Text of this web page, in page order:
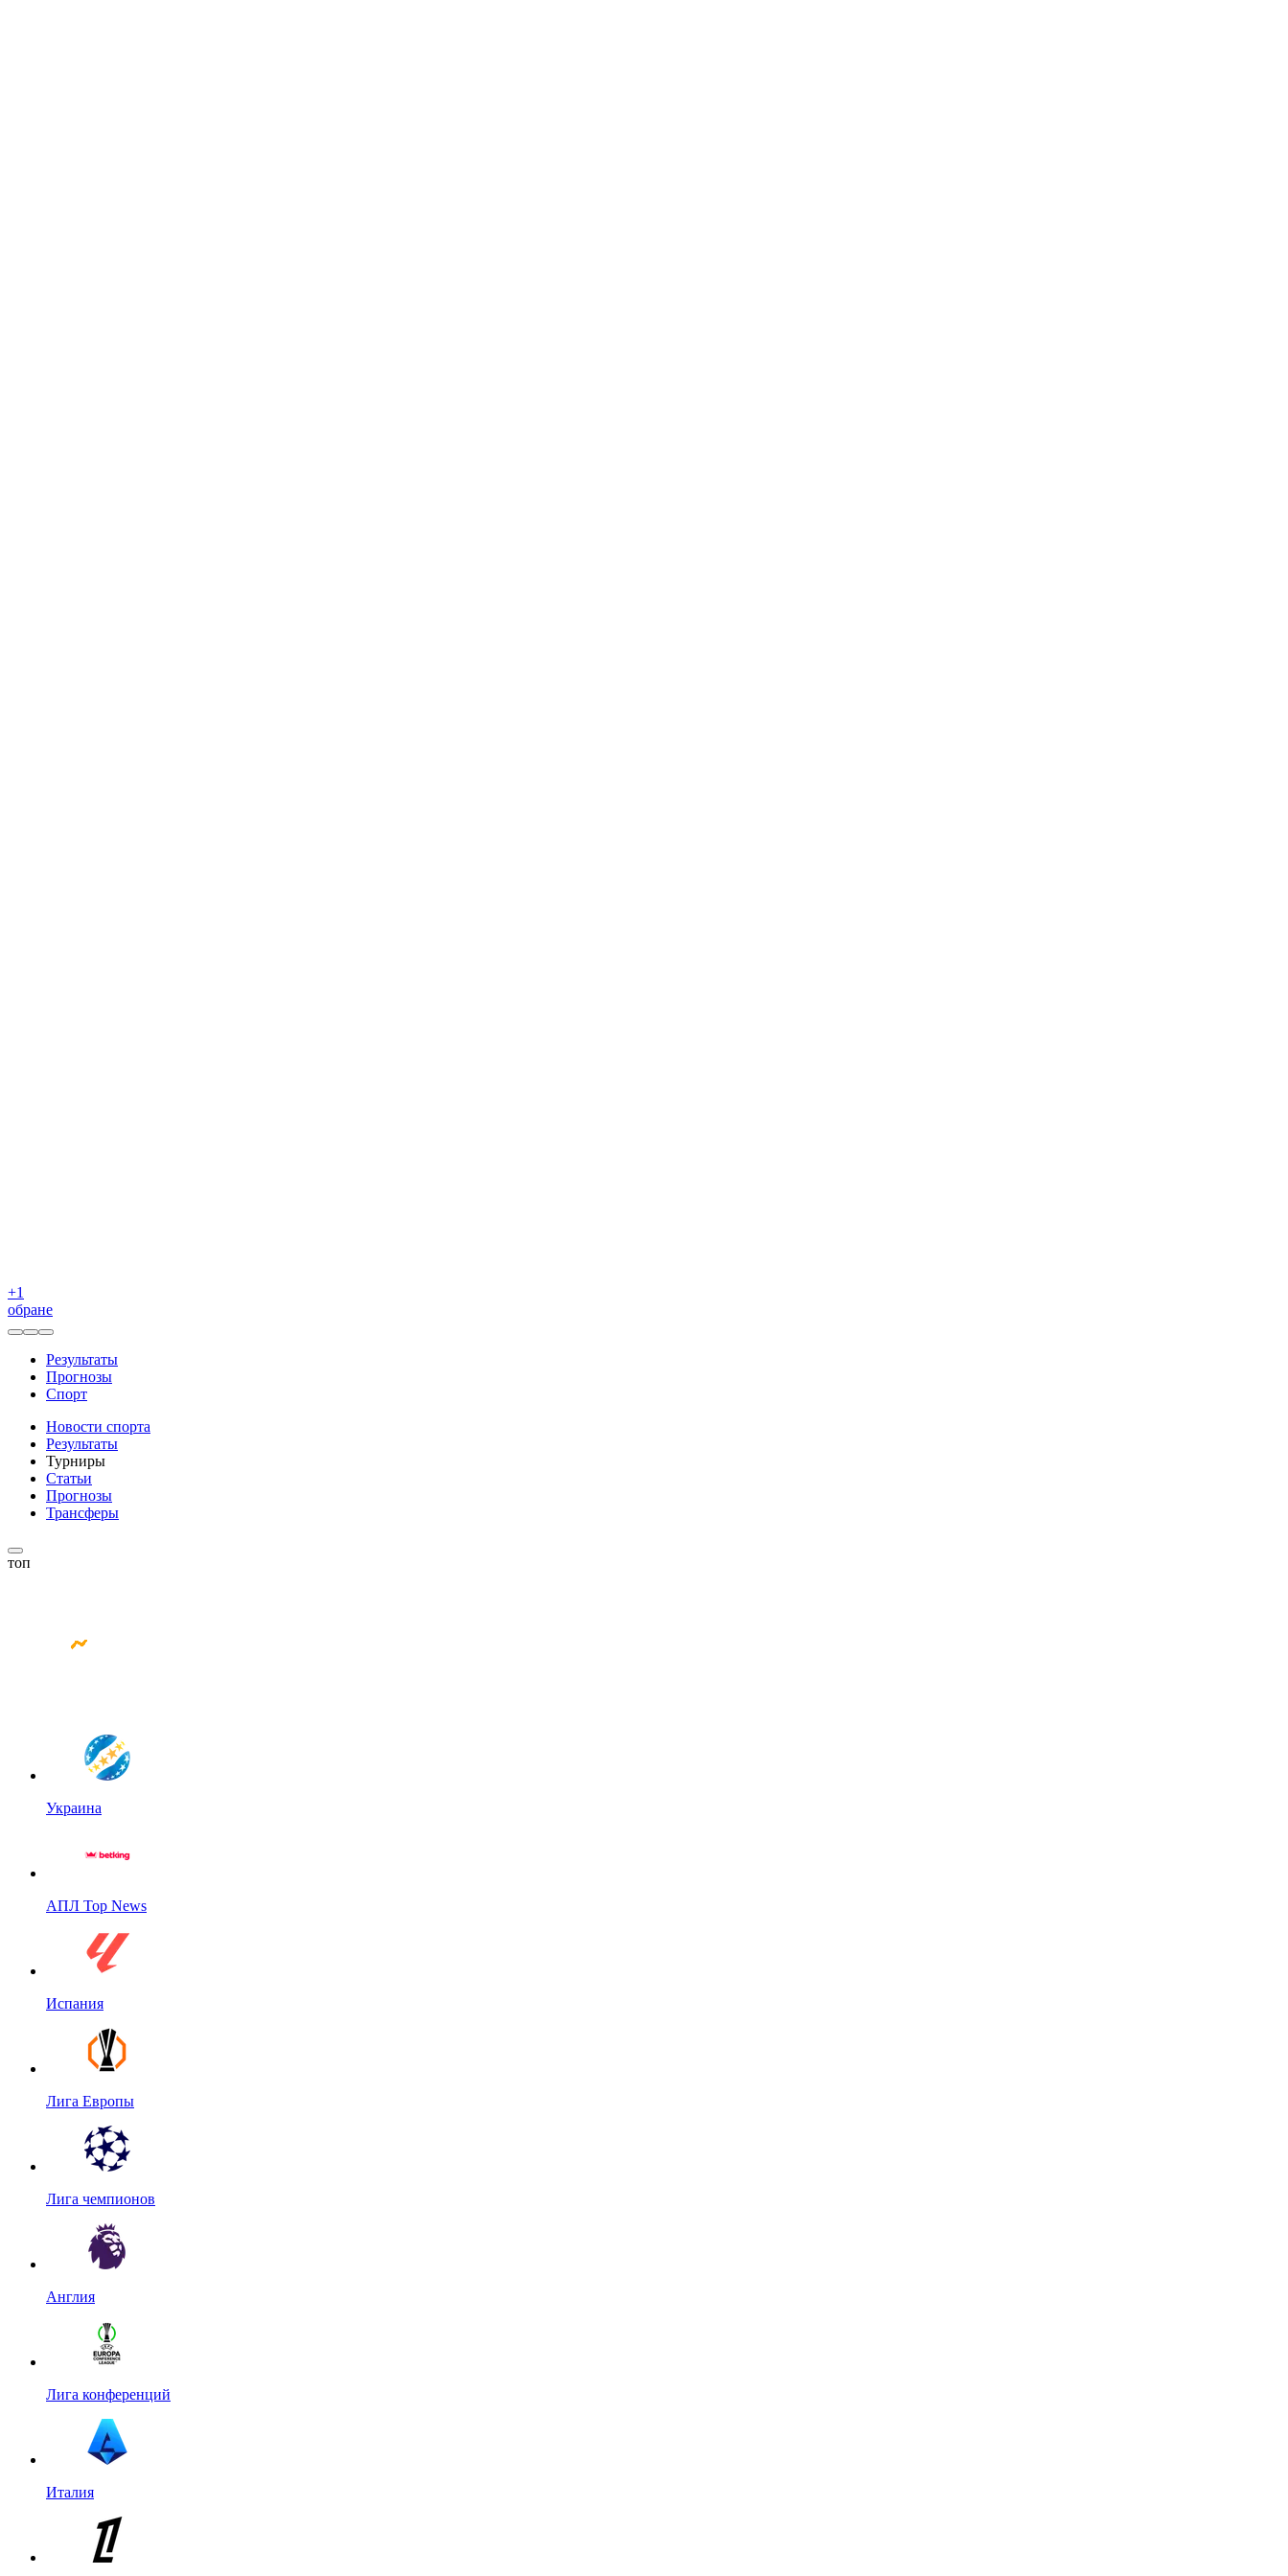
+1
обране
Результаты
Прогнозы
Спорт
Новости спорта
Результаты
Турниры
Статьи
Прогнозы
Трансферы
топ
Украина
АПЛ Top News
Испания
Лига Европы
Лига чемпионов
Англия
Лига конференций
Италия